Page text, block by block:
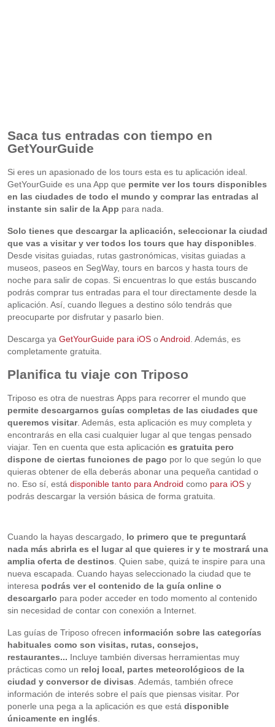
Saca tus entradas con tiempo en
GetYourGuide
Si eres un apasionado de los tours esta es tu aplicación ideal.
GetYourGuide es una App que permite ver los tours disponibles
en las ciudades de todo el mundo y comprar las entradas al
instante sin salir de la App para nada.
Solo tienes que descargar la aplicación, seleccionar la ciudad
que vas a visitar y ver todos los tours que hay disponibles
Desde visitas guiadas, rutas gastronómicas, visitas guiadas a
museos, paseos en SegWay, tours en barcos y hasta tours de
noche para salir de copas. Si encuentras lo que estás buscando
podrás comprar tus entradas para el tour directamente desde la
aplicación. Así, cuando llegues a destino sólo tendrás que
preocuparte por disfrutar y pasarlo bien.
Descarga ya GetYourGuide para iOSoAndroid . Además, es
completamente gratuita.
Planifica tu viaje con Triposo
Triposo es otra de nuestras Apps para recorrer el mundo que
permite descargarnos guías completas de las ciudades que
queremos visitar. Además, esta aplicación es muy completa y
encontrarás en ella casi cualquier lugar al que tengas pensado
viajar. Ten en cuenta que esta aplicación es gratuita pero
dispone de ciertas funciones de pago por lo que según lo que
quieras obtener de ella deberás abonar una pequeña cantidad o
no. Eso sí, está disponible tanto para Android como para iOSy
podrás descargar la versión básica de forma gratuita.
Cuando la hayas descargado, lo primero que te preguntará
nada más abrirla es el lugar al que quieres ir y te mostrará una
amplia oferta de destinos . Quien sabe, quizá te inspire para una
nueva escapada. Cuando hayas seleccionado la ciudad que te
interesa podrás ver el contenido de la guía online o
descargarlo para poder acceder en todo momento al contenido
sin necesidad de contar con conexión a Internet.
Las guías de Triposo ofrecen información sobre las categorías
habituales como son visitas, rutas, consejos,
restaurantes... Incluye también diversas herramientas muy
prácticas como un reloj local, partes meteorológicos de la
ciudad y conversor de divisas . Además, también ofrece
información de interés sobre el país que piensas visitar. Por
ponerle una pega a la aplicación es que está disponible
únicamente en inglés